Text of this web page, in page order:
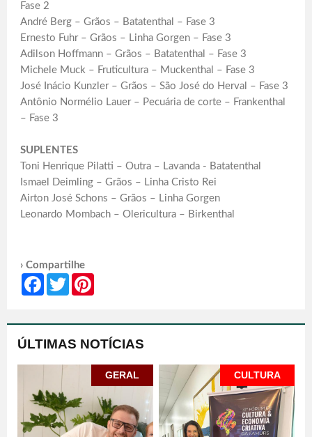
Fase 2
André Berg – Grãos – Batatenthal – Fase 3
Ernesto Fuhr – Grãos – Linha Gorgen – Fase 3
Adilson Hoffmann – Grãos – Batatenthal – Fase 3
Michele Muck – Fruticultura – Muckenthal – Fase 3
José Inácio Kunzler – Grãos – São José do Herval – Fase 3
Antônio Normélio Lauer – Pecuária de corte – Frankenthal
– Fase 3
SUPLENTES
Toni Henrique Pilatti – Outra – Lavanda - Batatenthal
Ismael Deimling – Grãos – Linha Cristo Rei
Airton José Schons – Grãos – Linha Gorgen
Leonardo Mombach – Olericultura – Birkenthal
› Compartilhe
FacebookTwitter
ÚLTIMAS NOTÍCIAS
GERAL CULTURA